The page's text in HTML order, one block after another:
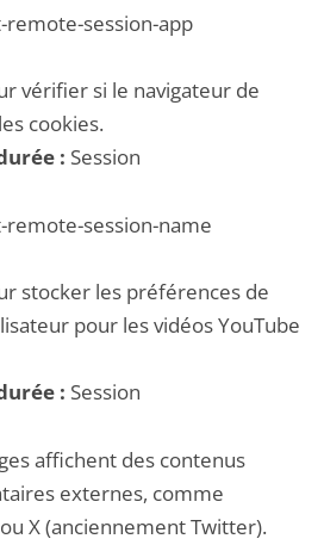
remote-session-app
vérifier si le navigateur de
cookies.
: Session
remote-session-name
stocker les préférences de
pour les vidéos YouTube
: Session
affichent des contenus
externes, comme
X (anciennement Twitter).